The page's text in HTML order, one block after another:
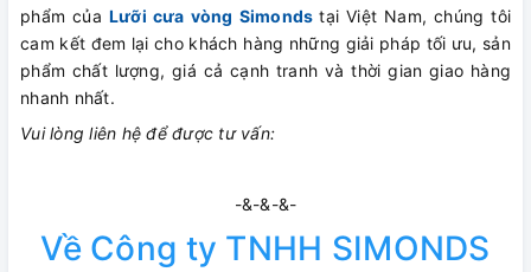
phẩm của Lưỡi cưa vòng Simonds tại Việt Nam, chúng tôi
cam kết đem lại cho khách hàng những giải pháp tối ưu, sản
phẩm chất lượng, giá cả cạnh tranh và thời gian giao hàng
nhanh nhất.
Vui lòng liên hệ để được tư vấn:
-&-&-&-
Về Công ty TNHH SIMONDS